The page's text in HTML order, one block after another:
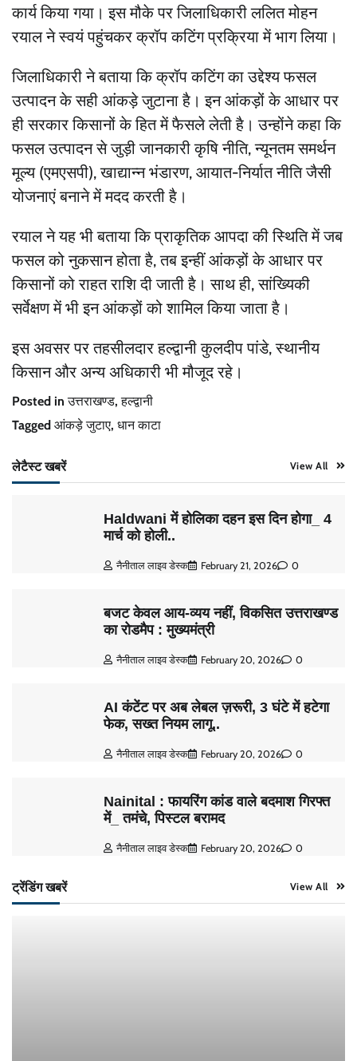
कार्य किया गया। इस मौके पर जिलाधिकारी ललित मोहन
रयाल ने स्वयं पहुंचकर क्रॉप कटिंग प्रक्रिया में भाग लिया।
जिलाधिकारी ने बताया कि क्रॉप कटिंग का उद्देश्य फसल
उत्पादन के सही आंकड़े जुटाना है। इन आंकड़ों के आधार पर
ही सरकार किसानों के हित में फैसले लेती है। उन्होंने कहा कि
फसल उत्पादन से जुड़ी जानकारी कृषि नीति, न्यूनतम समर्थन
मूल्य (एमएसपी), खाद्यान्न भंडारण, आयात-निर्यात नीति जैसी
योजनाएं बनाने में मदद करती है।
रयाल ने यह भी बताया कि प्राकृतिक आपदा की स्थिति में जब
फसल को नुकसान होता है, तब इन्हीं आंकड़ों के आधार पर
किसानों को राहत राशि दी जाती है। साथ ही, सांख्यिकी
सर्वेक्षण में भी इन आंकड़ों को शामिल किया जाता है।
इस अवसर पर तहसीलदार हल्द्वानी कुलदीप पांडे, स्थानीय
किसान और अन्य अधिकारी भी मौजूद रहे।
Posted inउत्तराखण्ड,हल्द्वानी
Tagged आंकड़े जुटाए, धान काटा
लेटैस्ट खबरें View All
Haldwani में होलिका दहन इस दिन होगा_ 4
मार्च को होली..
नैनीताल लाइव डेस्क February 21, 2026 0
बजट केवल आय-व्यय नहीं, विकसित उत्तराखण्ड
का रोडमैप : मुख्यमंत्री
नैनीताल लाइव डेस्क February 20, 2026 0
AI कंटेंट पर अब लेबल ज़रूरी, 3 घंटे में हटेगा
फेक, सख्त नियम लागू..
नैनीताल लाइव डेस्क February 20, 2026 0
Nainital : फायरिंग कांड वाले बदमाश गिरफ्त
में_ तमंचे, पिस्टल बरामद
नैनीताल लाइव डेस्क February 20, 2026 0
ट्रेंडिंग खबरें View All